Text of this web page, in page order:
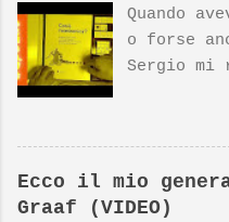
Quando
o forse
Sergio mi
sistema
giocando.
geniale di
design di
Ecco il mio
Graaf (VIDEO)